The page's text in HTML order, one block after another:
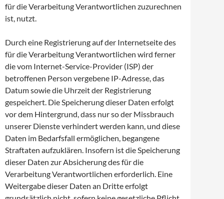
für die Verarbeitung Verantwortlichen zuzurechnen
ist, nutzt.
Durch eine Registrierung auf der Internetseite des
für die Verarbeitung Verantwortlichen wird ferner
die vom Internet-Service-Provider (ISP) der
betroffenen Person vergebene IP-Adresse, das
Datum sowie die Uhrzeit der Registrierung
gespeichert. Die Speicherung dieser Daten erfolgt
vor dem Hintergrund, dass nur so der Missbrauch
unserer Dienste verhindert werden kann, und diese
Daten im Bedarfsfall ermöglichen, begangene
Straftaten aufzuklären. Insofern ist die Speicherung
dieser Daten zur Absicherung des für die
Verarbeitung Verantwortlichen erforderlich. Eine
Weitergabe dieser Daten an Dritte erfolgt